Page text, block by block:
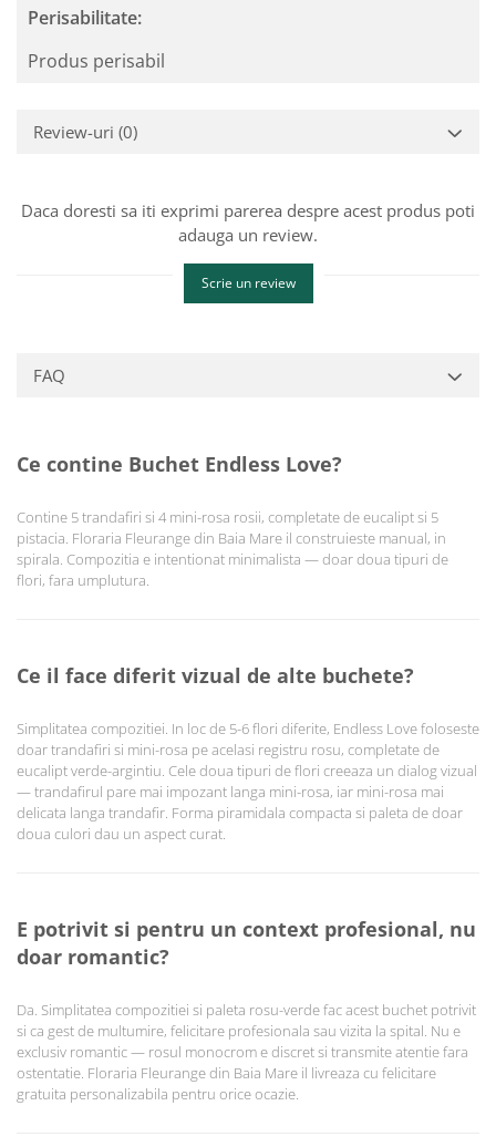
Perisabilitate:
Produs perisabil
Review-uri (0)
Daca doresti sa iti exprimi parerea despre acest produs poti
adauga un review.
Scrie un review
FAQ
Ce contine Buchet Endless Love?
Contine 5 trandafiri si 4 mini-rosa rosii, completate de eucalipt si 5
pistacia. Floraria Fleurange din Baia Mare il construieste manual, in
spirala. Compozitia e intentionat minimalista — doar doua tipuri de
flori, fara umplutura.
Ce il face diferit vizual de alte buchete?
Simplitatea compozitiei. In loc de 5-6 flori diferite, Endless Love foloseste
doar trandafiri si mini-rosa pe acelasi registru rosu, completate de
eucalipt verde-argintiu. Cele doua tipuri de flori creeaza un dialog vizual
— trandafirul pare mai impozant langa mini-rosa, iar mini-rosa mai
delicata langa trandafir. Forma piramidala compacta si paleta de doar
doua culori dau un aspect curat.
E potrivit si pentru un context profesional, nu
doar romantic?
Da. Simplitatea compozitiei si paleta rosu-verde fac acest buchet potrivit
si ca gest de multumire, felicitare profesionala sau vizita la spital. Nu e
exclusiv romantic — rosul monocrom e discret si transmite atentie fara
ostentatie. Floraria Fleurange din Baia Mare il livreaza cu felicitare
gratuita personalizabila pentru orice ocazie.